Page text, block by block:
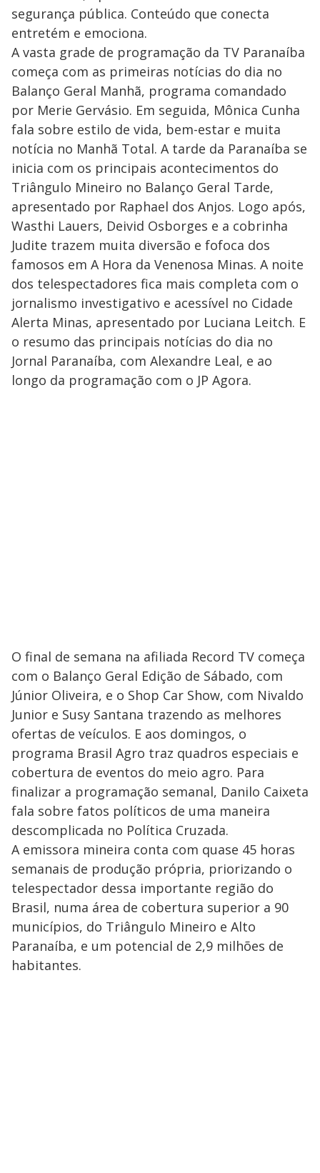
segurança pública. Conteúdo que conecta
entretém e emociona.
A vasta grade de programação da TV Paranaíba
começa com as primeiras notícias do dia no
Balanço Geral Manhã, programa comandado
por Merie Gervásio. Em seguida, Mônica Cunha
fala sobre estilo de vida, bem-estar e muita
notícia no Manhã Total. A tarde da Paranaíba se
inicia com os principais acontecimentos do
Triângulo Mineiro no Balanço Geral Tarde,
apresentado por Raphael dos Anjos. Logo após,
Wasthi Lauers, Deivid Osborges e a cobrinha
Judite trazem muita diversão e fofoca dos
famosos em A Hora da Venenosa Minas. A noite
dos telespectadores fica mais completa com o
jornalismo investigativo e acessível no Cidade
Alerta Minas, apresentado por Luciana Leitch. E
o resumo das principais notícias do dia no
Jornal Paranaíba, com Alexandre Leal, e ao
longo da programação com o JP Agora.
O final de semana na afiliada Record TV começa
com o Balanço Geral Edição de Sábado, com
Júnior Oliveira, e o Shop Car Show, com Nivaldo
Junior e Susy Santana trazendo as melhores
ofertas de veículos. E aos domingos, o
programa Brasil Agro traz quadros especiais e
cobertura de eventos do meio agro. Para
finalizar a programação semanal, Danilo Caixeta
fala sobre fatos políticos de uma maneira
descomplicada no Política Cruzada.
A emissora mineira conta com quase 45 horas
semanais de produção própria, priorizando o
telespectador dessa importante região do
Brasil, numa área de cobertura superior a 90
municípios, do Triângulo Mineiro e Alto
Paranaíba, e um potencial de 2,9 milhões de
habitantes.